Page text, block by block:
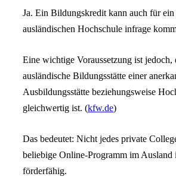
Ja. Ein Bildungskredit kann auch für
ausländischen Hochschule infrage
Eine wichtige Voraussetzung ist jedoch,
ausländische Bildungsstätte einer
Ausbildungsstätte beziehungsweise
gleichwertig ist. (kfw.de)
Das bedeutet: Nicht jedes private
beliebige Online-Programm im Ausland
förderfähig.